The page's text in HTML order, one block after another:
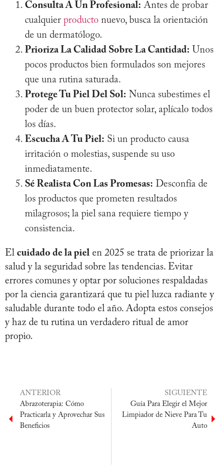
Consulta A Un Profesional: Antes de probar
cualquier producto nuevo, busca la orientación
de un dermatólogo.
Prioriza La Calidad Sobre La Cantidad: Unos
pocos productos bien formulados son mejores
que una rutina saturada.
Protege Tu Piel Del Sol: Nunca subestimes el
poder de un buen protector solar, aplícalo todos
los días.
Escucha A Tu Piel: Si un producto causa
irritación o molestias, suspende su uso
inmediatamente.
Sé Realista Con Las Promesas: Desconfía de
los productos que prometen resultados
milagrosos; la piel sana requiere tiempo y
consistencia.
El cuidado de la piel en 2025 se trata de priorizar la
salud y la seguridad sobre las tendencias. Evitar
errores comunes y optar por soluciones respaldadas
por la ciencia garantizará que tu piel luzca radiante y
saludable durante todo el año. Adopta estos consejos
y haz de tu rutina un verdadero ritual de amor
propio.
ANTERIOR
Abrazoterapia: Cómo
Practicarla y Aprovechar Sus
Beneficios
SIGUIENTE
Guía Para Elegir el Mejor
Limpiador de Nieve Para Tu
Auto